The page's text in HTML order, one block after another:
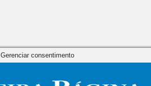
Gerenciar consentimento